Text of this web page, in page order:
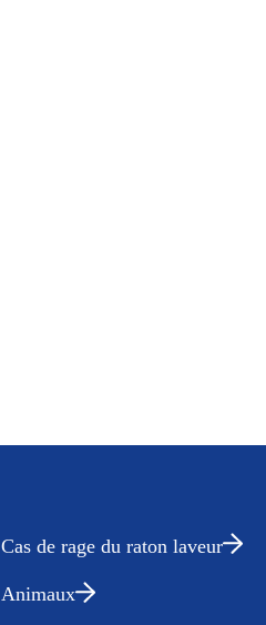
Cas de rage du raton laveur
Animaux